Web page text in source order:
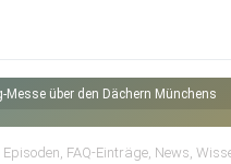
Messe über den Dächern Münchens